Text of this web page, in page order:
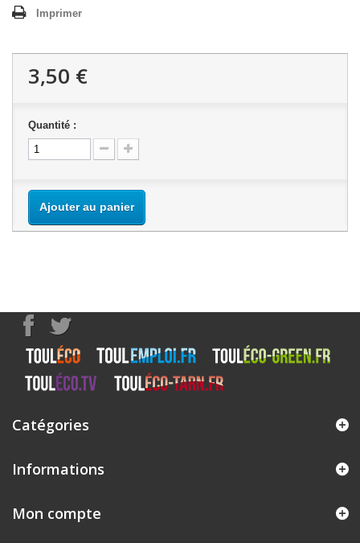
Imprimer
3,50 €
Quantité :
Ajouter au panier
Catégories
Informations
Mon compte